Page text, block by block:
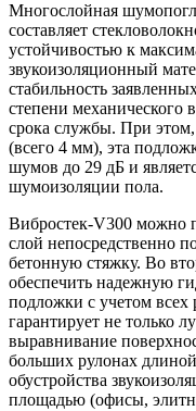
Многослойная
составляет
устойчивостью к
звукоизоляционный
стабильность
степени механического
срока службы. При
(всего 4 мм), эта
шумов до 29 дБ и
шумоизоляции пола.
Вибростек-V300 можно
слой непосредственно
бетонную стяжку. Во
обеспечить надежную
подложки с учетом
гарантирует не только
выравнивание
больших рулонах
обустройства
площадью (офисы,